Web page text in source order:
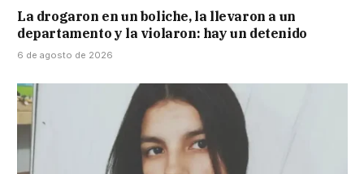
La drogaron en un boliche, la llevaron a un
departamento y la violaron: hay un detenido
6 de agosto de 2026